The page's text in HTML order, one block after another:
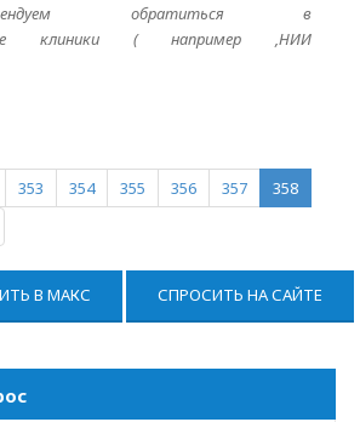
обратиться в
клиники ( например ,НИИ
353 354 355 356 357
358
В МАКС СПРОСИТЬ НА САЙТЕ